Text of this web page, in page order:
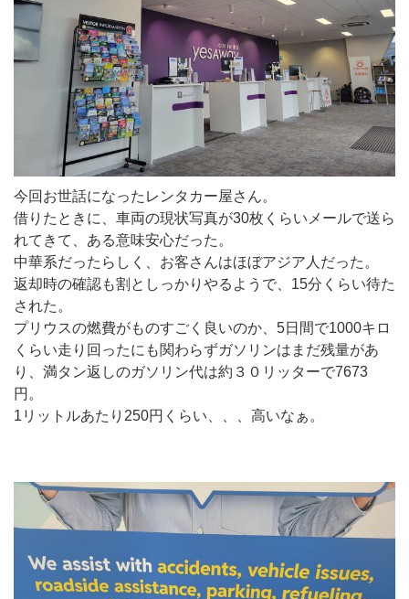
今回お世話になったレンタカー屋さん。
借りたときに、車両の現状写真が30枚くらいメールで送ら
れてきて、ある意味安心だった。
中華系だったらしく、お客さんはほぼアジア人だった。
返却時の確認も割としっかりやるようで、15分くらい待た
された。
プリウスの燃費がものすごく良いのか、5日間で1000キロ
くらい走り回ったにも関わらずガソリンはまだ残量があ
り、満タン返しのガソリン代は約３０リッターで7673
円。
1リットルあたり250円くらい、、、高いなぁ。